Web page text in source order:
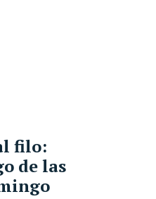
filo:
de las